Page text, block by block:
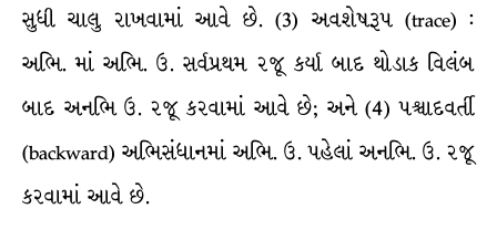
સુધી ચાલુ રાખવામાં આવે છે. (3) અવશેષરૂપ (trace) :
અભિ. માં અભિ. ઉ. સર્વપ્રથમ રજૂ કર્યા બાદ થોડાક વિલંબ
બાદ અનભિ ઉ. રજૂ કરવામાં આવે છે; અને (4) પશ્ચાદવર્તી
(backward) અભિસંધાનમાં અભિ. ઉ. પહેલાં અનભિ. ઉ. રજૂ
કરવામાં આવે છે.